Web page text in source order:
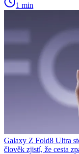
1 min
Galaxy Z Fold8 Ultra
člověk zjistí, že cesta